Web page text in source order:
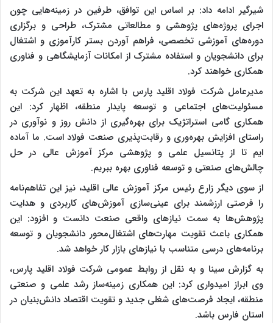
شیرگیر ادامه داد: بر اساس این توافق، طرفین در زمینه‌هایی چون
اجرای پروژه‌های پژوهشی و مطالعاتی مشترک، طراحی و برگزاری
دوره‌های آموزشی تخصصی، فراهم آوردن بستر کارآموزی و اشتغال
برای دانشجویان و استفاده مشترک از امکانات آزمایشگاهی و فناوری
همکاری خواهند کرد.
مدیرعامل شرکت فولاد اقلید پارس با اشاره به تعهد این شرکت به
مسئولیت‌های اجتماعی و توسعه پایدار منطقه، اظهار کرد: این
همکاری گامی استراتژیک برای بهره‌گیری از دانش روز و نوآوری در
راستای افزایش بهره‌وری و رقابت‌پذیری صنعت فولاد است. ما آماده
ایم تا از پتانسیل علمی و پژوهشی مرکز آموزش عالی در حل
چالش‌های صنعتی و توسعه فناوری بهره ببریم.
از سوی دیگر زارع رئیس مرکز آموزش عالی اقلید، نیز این تفاهم‌نامه
را فرصتی ارزشمند برای عینی‌سازی آموزش‌های کاربردی و هدایت
پژوهش‌ها به سمت نیازهای واقعی صنعت دانست و افزود: این
همکاری باعث تقویت مهارت‌های اشتغال‌محور دانشجویان و توسعه
برنامه‌های درسی متناسب با نیازهای بازار کار خواهد شد.
به گزارش سینا و به نقل از روابط عمومی شرکت فولاد اقلید پارس،
وی ابراز امیدواری کرد: این همکاری زمینه‌ساز رشد علمی و صنعتی
منطقه، ایجاد فرصت‌های شغلی جدید و تقویت اقتصاد دانش‌بنیان در
استان فارس باشد.